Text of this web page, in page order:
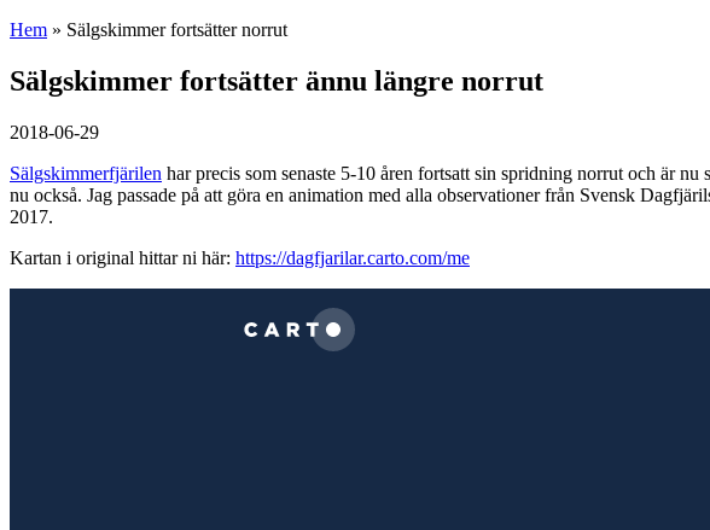
Hem » Sälgskimmer fortsätter norrut
Sälgskimmer fortsätter ännu längre norrut
2018-06-29
Sälgskimmerfjärilen har precis som senaste 5-10 åren fortsatt sin spridning norrut och är
nu också. Jag passade på att göra en animation med alla observationer från Svensk
2017.
Kartan i original hittar ni här: https://dagfjarilar.carto.com/me